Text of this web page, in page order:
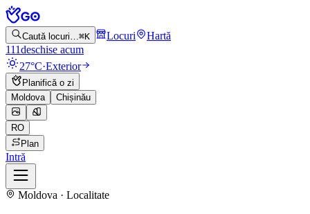
Caută locuri…⌘K Locuri
Hartă
111deschise acum
27°C·Exterior
Planifică o zi
Moldova
Chișinău
RO
Plan
Intră
Moldova · Localitate